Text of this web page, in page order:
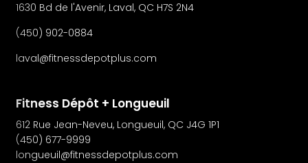
1630 Bd de l'Avenir, Laval, QC H7S 2N4
(450) 902-0884
laval@fitnessdepotplus.com
Fitness Dépôt + Longueuil
612 Rue Jean-Neveu, Longueuil, QC J4G 1P1
(450) 677-9999
longueuil@fitnessdepotplus.com